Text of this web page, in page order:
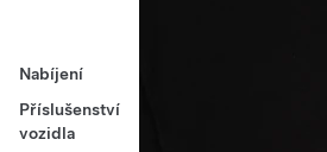
Nabíjení
Příslušenství
vozidla